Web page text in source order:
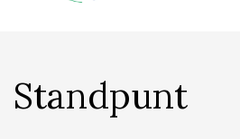
Standpunt